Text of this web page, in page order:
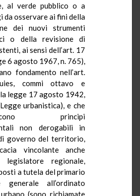
al verde pubblico o a
da osservare ai fini della
dei nuovi strumenti
o della revisione di
ai sensi dell’art. 17
6 agosto 1967, n. 765),
fondamento nell’art.
commi ottavo e
legge 17 agosto 1942,
urbanistica), e che
principi
non derogabili in
governo del territorio,
vincolante anche
regionale,
a tutela del primario
generale all’ordinato
(sono richiamate